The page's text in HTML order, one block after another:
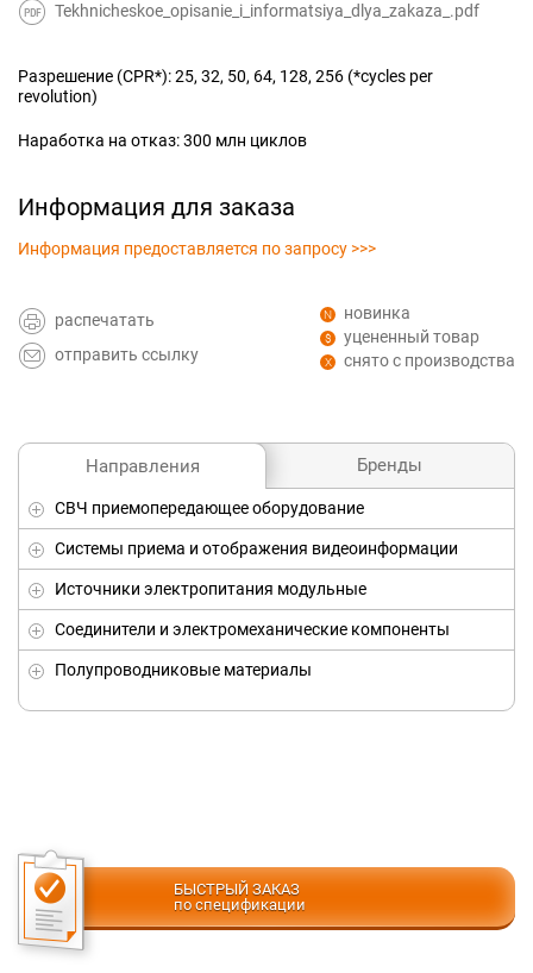
Направления Бренды
СВЧ приемопередающее оборудование
Системы приема и отображения видеоинформации
Источники электропитания модульные
Соединители и электромеханические компоненты
Полупроводниковые материалы
БЫСТРЫЙ ЗАКАЗ
по спецификации
Tekhnicheskoe_opisanie_i_informatsiya_dlya_zakaza_.pdf
Разрешение (CPR*): 25, 32, 50, 64, 128, 256 (*cycles per
revolution)
Наработка на отказ: 300 млн циклов
Информация для заказа
Информация предоставляется по запросу >>>
распечатать
отправить ссылку
новинка
уцененный товар
снято с производства